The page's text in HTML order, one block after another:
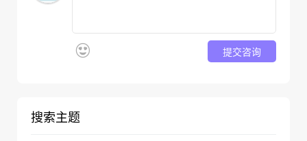
提交咨询
搜索主题